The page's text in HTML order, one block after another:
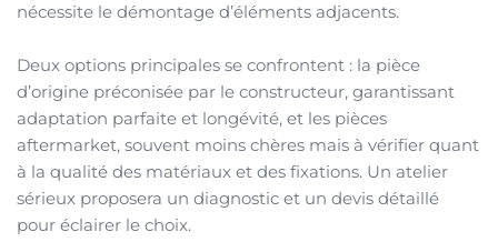
nécessite le démontage d’éléments adjacents.
Deux options principales se confrontent : la pièce
d’origine préconisée par le constructeur, garantissant
adaptation parfaite et longévité, et les pièces
aftermarket, souvent moins chères mais à vérifier quant
à la qualité des matériaux et des fixations. Un atelier
sérieux proposera un diagnostic et un devis détaillé
pour éclairer le choix.